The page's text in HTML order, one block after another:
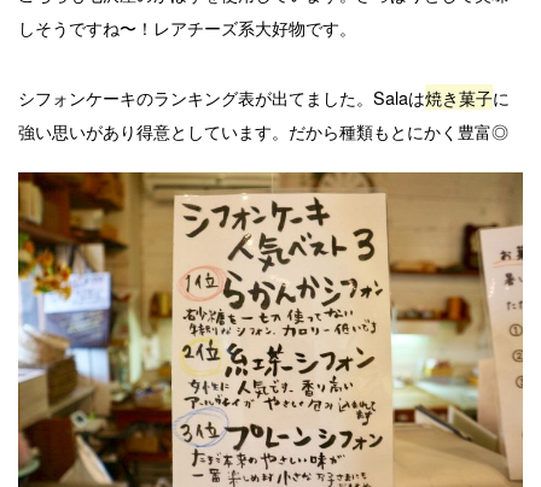
しそうですね〜！レアチーズ系大好物です。
シフォンケーキのランキング表が出てました。Salaは焼き菓子に
強い思いがあり得意としています。だから種類もとにかく豊富◎